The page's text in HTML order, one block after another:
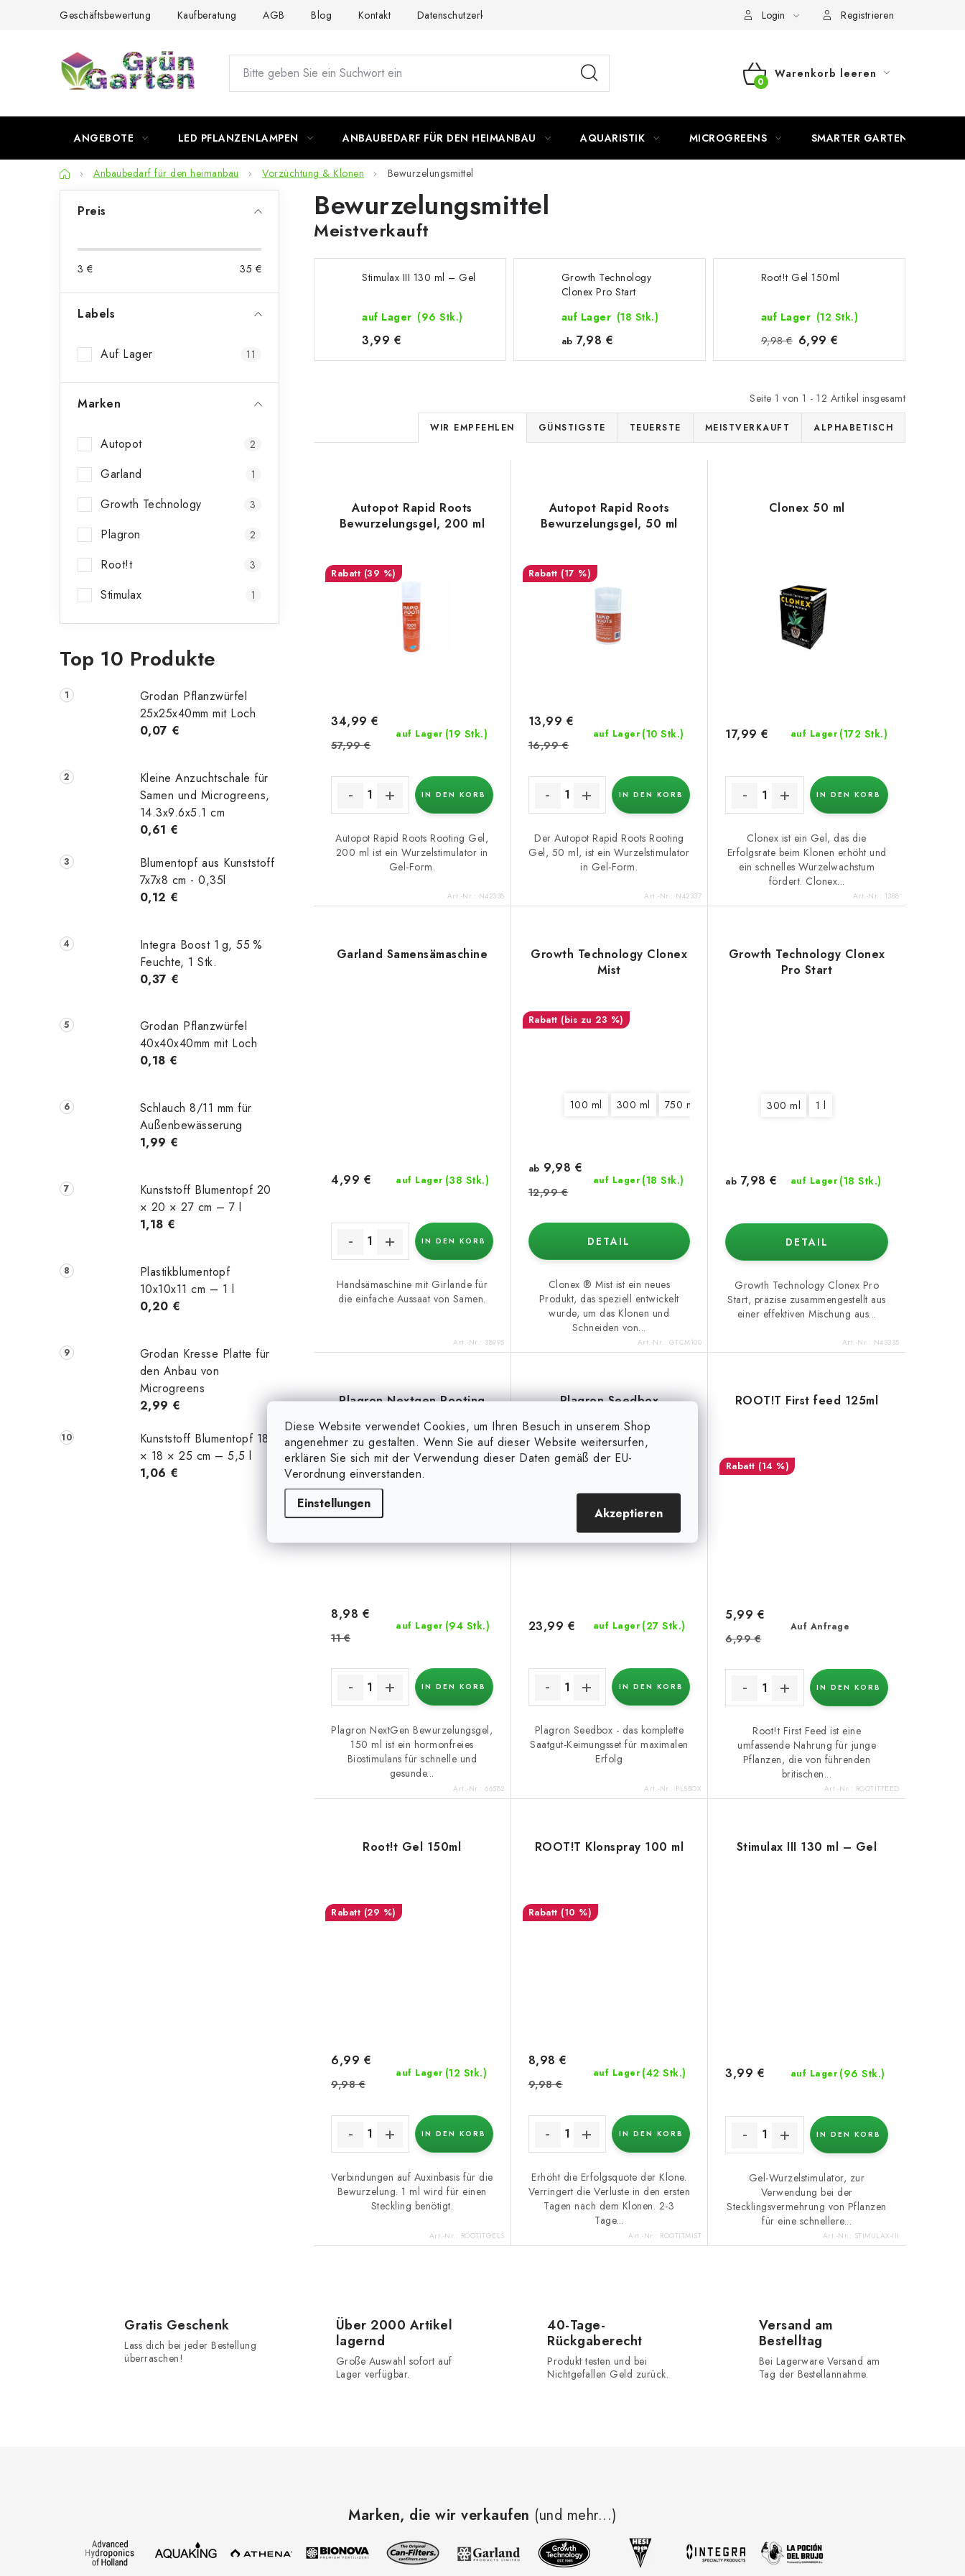
Diese Website verwendet Cookies, um Ihren Besuch in unserem Shop
angenehmer zu gestalten. Wenn Sie auf dieser Website weitersurfen,
erklären Sie sich mit der Verwendung dieser Daten gemäß der EU-
Verordnung einverstanden.
Einstellungen
Akzeptieren
Geschäftsbewertung Kaufberatung AGB Blog Kontakt Datenschutzerklärung Login Registrieren
WARENKORB
Warenkorb leeren
ANGEBOTE LED PFLANZENLAMPEN ANBAUBEDARF FÜR DEN HEIMANBAU AQUARISTIK MICROGREENS SMARTER GARTEN
StartseiteAnbaubedarf für den heimanbau Vorzüchtung & Klonen Bewurzelungsmittel
t
e
Preis
3 € 35 €
Labels
Auf Lager 11
Marken
Autopot 2
Garland 1
Growth Technology 3
Plagron 2
Root!t 3
Stimulax 1
Top 10 Produkte
Grodan Pflanzwürfel
25x25x40mm mit Loch
0,07 €
Kleine Anzuchtschale für
Samen und Microgreens,
14.3x9.6x5.1 cm
0,61 €
Blumentopf aus Kunststoff
7x7x8 cm - 0,35l
0,12 €
Integra Boost 1 g, 55 %
Feuchte, 1 Stk.
0,37 €
Grodan Pflanzwürfel
40x40x40mm mit Loch
0,18 €
Schlauch 8/11 mm für
Außenbewässerung
1,99 €
Kunststoff Blumentopf 20
× 20 × 27 cm – 7 l
1,18 €
Plastikblumentopf
10x10x11 cm – 1 l
0,20 €
Grodan Kresse Platte für
den Anbau von
Microgreens
2,99 €
Kunststoff Blumentopf 18
× 18 × 25 cm – 5,5 l
1,06 €
Bewurzelungsmittel
Meistverkauft
Stimulax III 130 ml – Gel
auf Lager (96 Stk.)
3,99 €
Growth Technology
Clonex Pro Start
auf Lager (18 Stk.)
ab 7,98 €
Root!t Gel 150ml
auf Lager (12 Stk.)
9,98 € 6,99 €
Seite 1 von 1 - 12 Artikel insgesamt
P
r
d
u
t
s
o
i
r
u
n
g
WIR EMPFEHLEN GÜNSTIGSTE TEUERSTE MEISTVERKAUFT ALPHABETISCH
e
Autopot Rapid Roots
Bewurzelungsgel, 200 ml
(39 %)
auf Lager (19 Stk.)
34,99 €
57,99 €
IN DEN KORB
Autopot Rapid Roots Rooting Gel,
200 ml ist ein Wurzelstimulator in
Gel-Form.
Art.-Nr.: N42338
Autopot Rapid Roots
Bewurzelungsgel, 50 ml
(17 %)
auf Lager (10 Stk.)
13,99 €
16,99 €
IN DEN KORB
Der Autopot Rapid Roots Rooting
Gel, 50 ml, ist ein Wurzelstimulator
in Gel-Form.
Art.-Nr.: N42337
Clonex 50 ml
auf Lager (172 Stk.)
17,99 €
IN DEN KORB
Clonex ist ein Gel, das die
Erfolgsrate beim Klonen erhöht und
ein schnelles Wurzelwachstum
fördert. Clonex...
Art.-Nr.: 1388
Garland Samensämaschine
auf Lager (38 Stk.)
4,99 €
IN DEN KORB
Handsämaschine mit Girlande für
die einfache Aussaat von Samen.
Art.-Nr.: 38995
Growth Technology Clonex
Mist
(bis zu 23 %)
100 ml 300 ml 750 ml
auf Lager (18 Stk.)
ab 9,98 €
12,99 €
DETAIL
Clonex ® Mist ist ein neues
Produkt, das speziell entwickelt
wurde, um das Klonen und
Schneiden von...
Art.-Nr.: GTCM100
Growth Technology Clonex
Pro Start
300 ml 1 l
auf Lager (18 Stk.)
ab 7,98 €
DETAIL
Growth Technology Clonex Pro
Start, präzise zusammengestellt aus
einer effektiven Mischung aus...
Art.-Nr.: N43335
Plagron Nextgen Rooting
(18 %)
auf Lager (94 Stk.)
8,98 €
11 €
IN DEN KORB
Plagron NextGen Bewurzelungsgel,
150 ml ist ein hormonfreies
Biostimulans für schnelle und
gesunde...
Art.-Nr.:66582
Plagron Seedbox
auf Lager (27 Stk.)
23,99 €
IN DEN KORB
Plagron Seedbox - das komplette
Saatgut-Keimungsset für maximalen
Erfolg
Art.-Nr.: PLSBOX
ROOT!T First feed 125ml
(14 %)
Auf Anfrage
5,99 €
6,99 €
IN DEN KORB
Root!t First Feed ist eine
umfassende Nahrung für junge
Pflanzen, die von führenden
britischen...
Art.-Nr.: ROOTITFEED
Root!t Gel 150ml
(29 %)
auf Lager (12 Stk.)
6,99 €
9,98 €
IN DEN KORB
Verbindungen auf Auxinbasis für die
Bewurzelung. 1 ml wird für einen
Steckling benötigt.
Art.-Nr.: ROOTITGELS
ROOT!T Klonspray 100 ml
(10 %)
auf Lager (42 Stk.)
8,98 €
9,98 €
IN DEN KORB
Erhöht die Erfolgsquote der Klone.
Verringert die Verluste in den ersten
Tagen nach dem Klonen. 2-3
Tage...
Art.-Nr.: ROOTITMIST
Stimulax III 130 ml – Gel
auf Lager (96 Stk.)
3,99 €
IN DEN KORB
Gel-Wurzelstimulator, zur
Verwendung bei der
Stecklingsvermehrung von Pflanzen
für eine schnellere...
Art.-Nr.: STIMULAX-III
e
n
Gratis Geschenk
Lass dich bei jeder Bestellung
überraschen!
Über 2000 Artikel
lagernd
Große Auswahl sofort auf
Lager verfügbar.
40-Tage-
Rückgaberecht
Produkt testen und bei
Nichtgefallen Geld zurück.
Versand am
Bestelltag
Bei Lagerware Versand am
Tag der Bestellannahme.
Marken, die wir verkaufen (und mehr...)